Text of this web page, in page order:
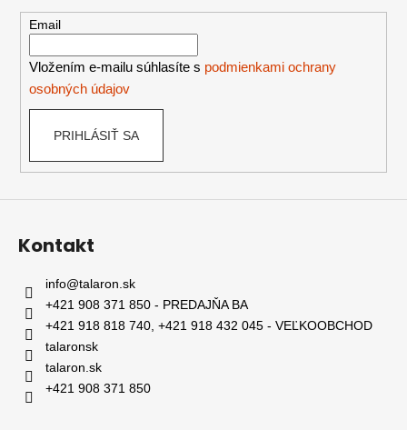
Email
Vložením e-mailu súhlasíte s podmienkami ochrany
osobných údajov
PRIHLÁSIŤ SA
Kontakt
info@talaron.sk
+421 908 371 850 - PREDAJŇA BA
+421 918 818 740, +421 918 432 045 - VEĽKOOBCHOD
talaronsk
talaron.sk
+421 908 371 850